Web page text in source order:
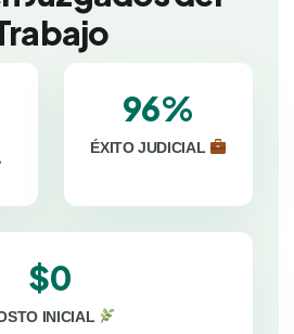
96%
ÉXITO JUDICIAL
$0
INICIAL